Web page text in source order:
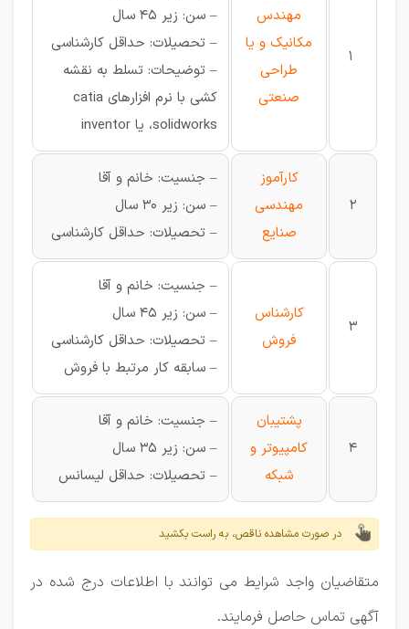
مهندس
مکانیک و یا
طراحی
صنعتی
– سن: زیر 45 سال
– تحصیلات: حداقل کارشناسی
– توضیحات: تسلط به نقشه
کشی با نرم افزارهای catia
،solidworks یا inventor
2
کارآموز
مهندسی
صنایع
– جنسیت: خانم و آقا
– سن: زیر 30 سال
– تحصیلات: حداقل کارشناسی
3
کارشناس
فروش
– جنسیت: خانم و آقا
– سن: زیر 45 سال
– تحصیلات: حداقل کارشناسی
– سابقه کار مرتبط با فروش
4
پشتیبان
کامپیوتر و
شبکه
– جنسیت: خانم و آقا
– سن: زیر 35 سال
– تحصیلات: حداقل لیسانس
در صورت مشاهده ناقص، به راست بکشید
متقاضیان واجد شرایط می توانند با اطلاعات درج شده در
آگهی تماس حاصل فرمایند.